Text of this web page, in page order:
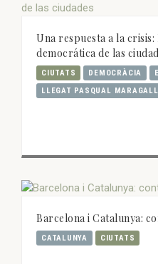
Una respuesta a la
democrática de las
CIUTATS DEMOCRÀCIA
LLEGAT PASQUAL MARAGALL
Barcelona i Catalunya:
CATALUNYA CIUTATS